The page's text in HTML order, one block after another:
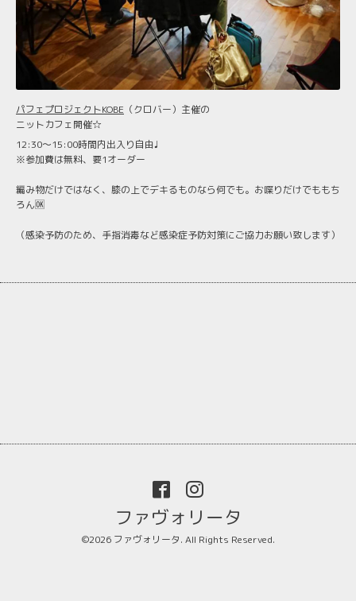
パフェプロジェクトKOBE （クロバー）主催の
ニットカフェ開催☆
12:30〜15:00時間内出入り自由♩
※参加費は無料、要1オーダー
編み物だけではなく、膝の上でデキるものなら何でも。お喋りだけでももち
ろん🆗
（感染予防のため、手指消毒など感染症予防対策にご協力お願い致します）
ファヴォリータ
©2026 ファヴォリータ. All Rights Reserved.